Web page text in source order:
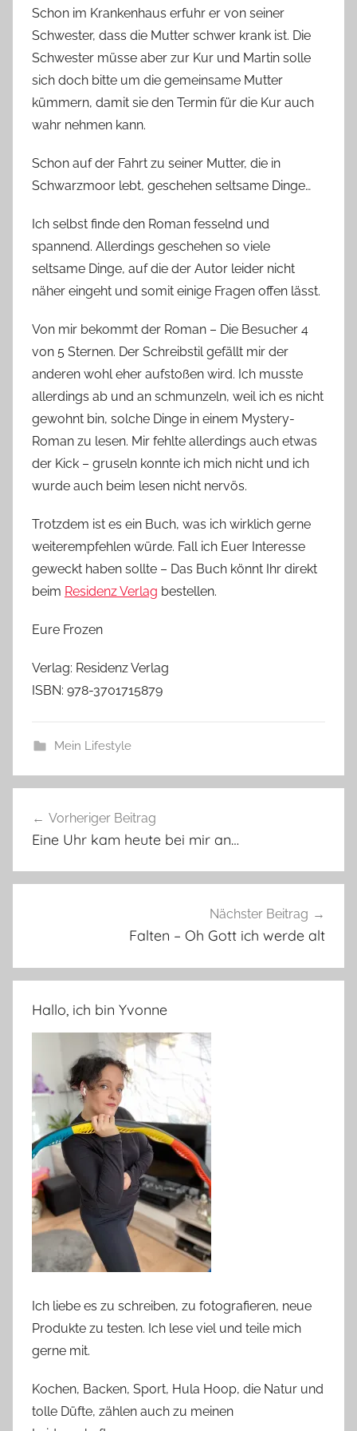
Schon im Krankenhaus erfuhr er von seiner
Schwester, dass die Mutter schwer krank ist. Die
Schwester müsse aber zur Kur und Martin solle
sich doch bitte um die gemeinsame Mutter
kümmern, damit sie den Termin für die Kur auch
wahr nehmen kann.
Schon auf der Fahrt zu seiner Mutter, die in
Schwarzmoor lebt, geschehen seltsame Dinge…
Ich selbst finde den Roman fesselnd und
spannend. Allerdings geschehen so viele
seltsame Dinge, auf die der Autor leider nicht
näher eingeht und somit einige Fragen offen lässt.
Von mir bekommt der Roman – Die Besucher 4
von 5 Sternen. Der Schreibstil gefällt mir der
anderen wohl eher aufstoßen wird. Ich musste
allerdings ab und an schmunzeln, weil ich es nicht
gewohnt bin, solche Dinge in einem Mystery-
Roman zu lesen. Mir fehlte allerdings auch etwas
der Kick – gruseln konnte ich mich nicht und ich
wurde auch beim lesen nicht nervös.
Trotzdem ist es ein Buch, was ich wirklich gerne
weiterempfehlen würde. Fall ich Euer Interesse
geweckt haben sollte – Das Buch könnt Ihr direkt
beim Residenz Verlag bestellen.
Eure Frozen
Verlag: Residenz Verlag
ISBN: 978-3701715879
Mein Lifestyle
Vorheriger Beitrag
Eine Uhr kam heute bei mir an…
Nächster Beitrag
Falten – Oh Gott ich werde alt
Hallo, ich bin Yvonne
Ich liebe es zu schreiben, zu fotografieren, neue
Produkte zu testen. Ich lese viel und teile mich
gerne mit.
Kochen, Backen, Sport, Hula Hoop, die Natur und
tolle Düfte, zählen auch zu meinen